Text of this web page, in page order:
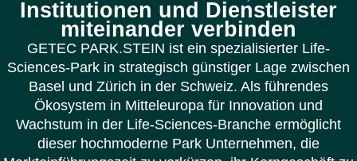
Institutionen und Dienstleister
miteinander verbinden
GETEC PARK.STEIN ist ein spezialisierter Life-
Sciences-Park in strategisch günstiger Lage zwischen
Basel und Zürich in der Schweiz. Als führendes
Ökosystem in Mitteleuropa für Innovation und
Wachstum in der Life-Sciences-Branche ermöglicht
dieser hochmoderne Park Unternehmen, die